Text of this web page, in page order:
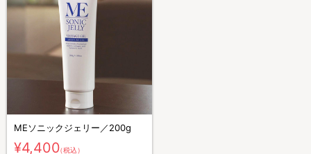
MEソニックジェリー／200g
¥4,400（税込）